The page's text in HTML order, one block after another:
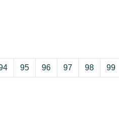
95 96 97 98 99